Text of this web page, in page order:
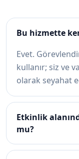
Bu hizmette
Evet.
kullanır; siz ve
olarak seyahat
Etkinlik
mu?